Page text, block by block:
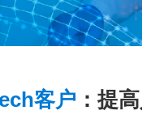
客户 ：提